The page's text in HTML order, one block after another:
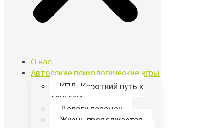
О нас
Авторские психологические игры
КПД: Короткий путь к
деньгам
Дороги перемен
Жизнь продолжается